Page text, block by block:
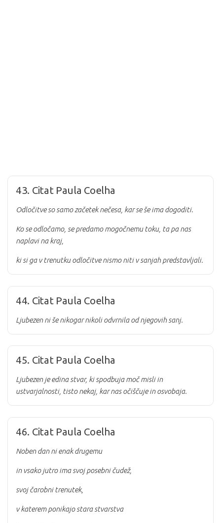
43. Citat Paula Coelha
Odločitve so samo začetek nečesa, kar se še ima dogoditi.
Ko se odločamo, se predamo mogočnemu toku, ta pa nas
naplavi na kraj,
ki si ga v trenutku odločitve nismo niti v sanjah predstavljali.
44. Citat Paula Coelha
Ljubezen ni še nikogar nikoli odvrnila od njegovih sanj.
45. Citat Paula Coelha
Ljubezen je edina stvar, ki spodbuja moč misli in
ustvarjalnosti, tisto nekaj, kar nas očiščuje in osvobaja.
46. Citat Paula Coelha
Noben dan ni enak drugemu
in vsako jutro ima svoj posebni čudež,
svoj čarobni trenutek,
v katerem ponikajo stara stvarstva